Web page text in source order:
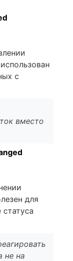
с
вместо
для
не на